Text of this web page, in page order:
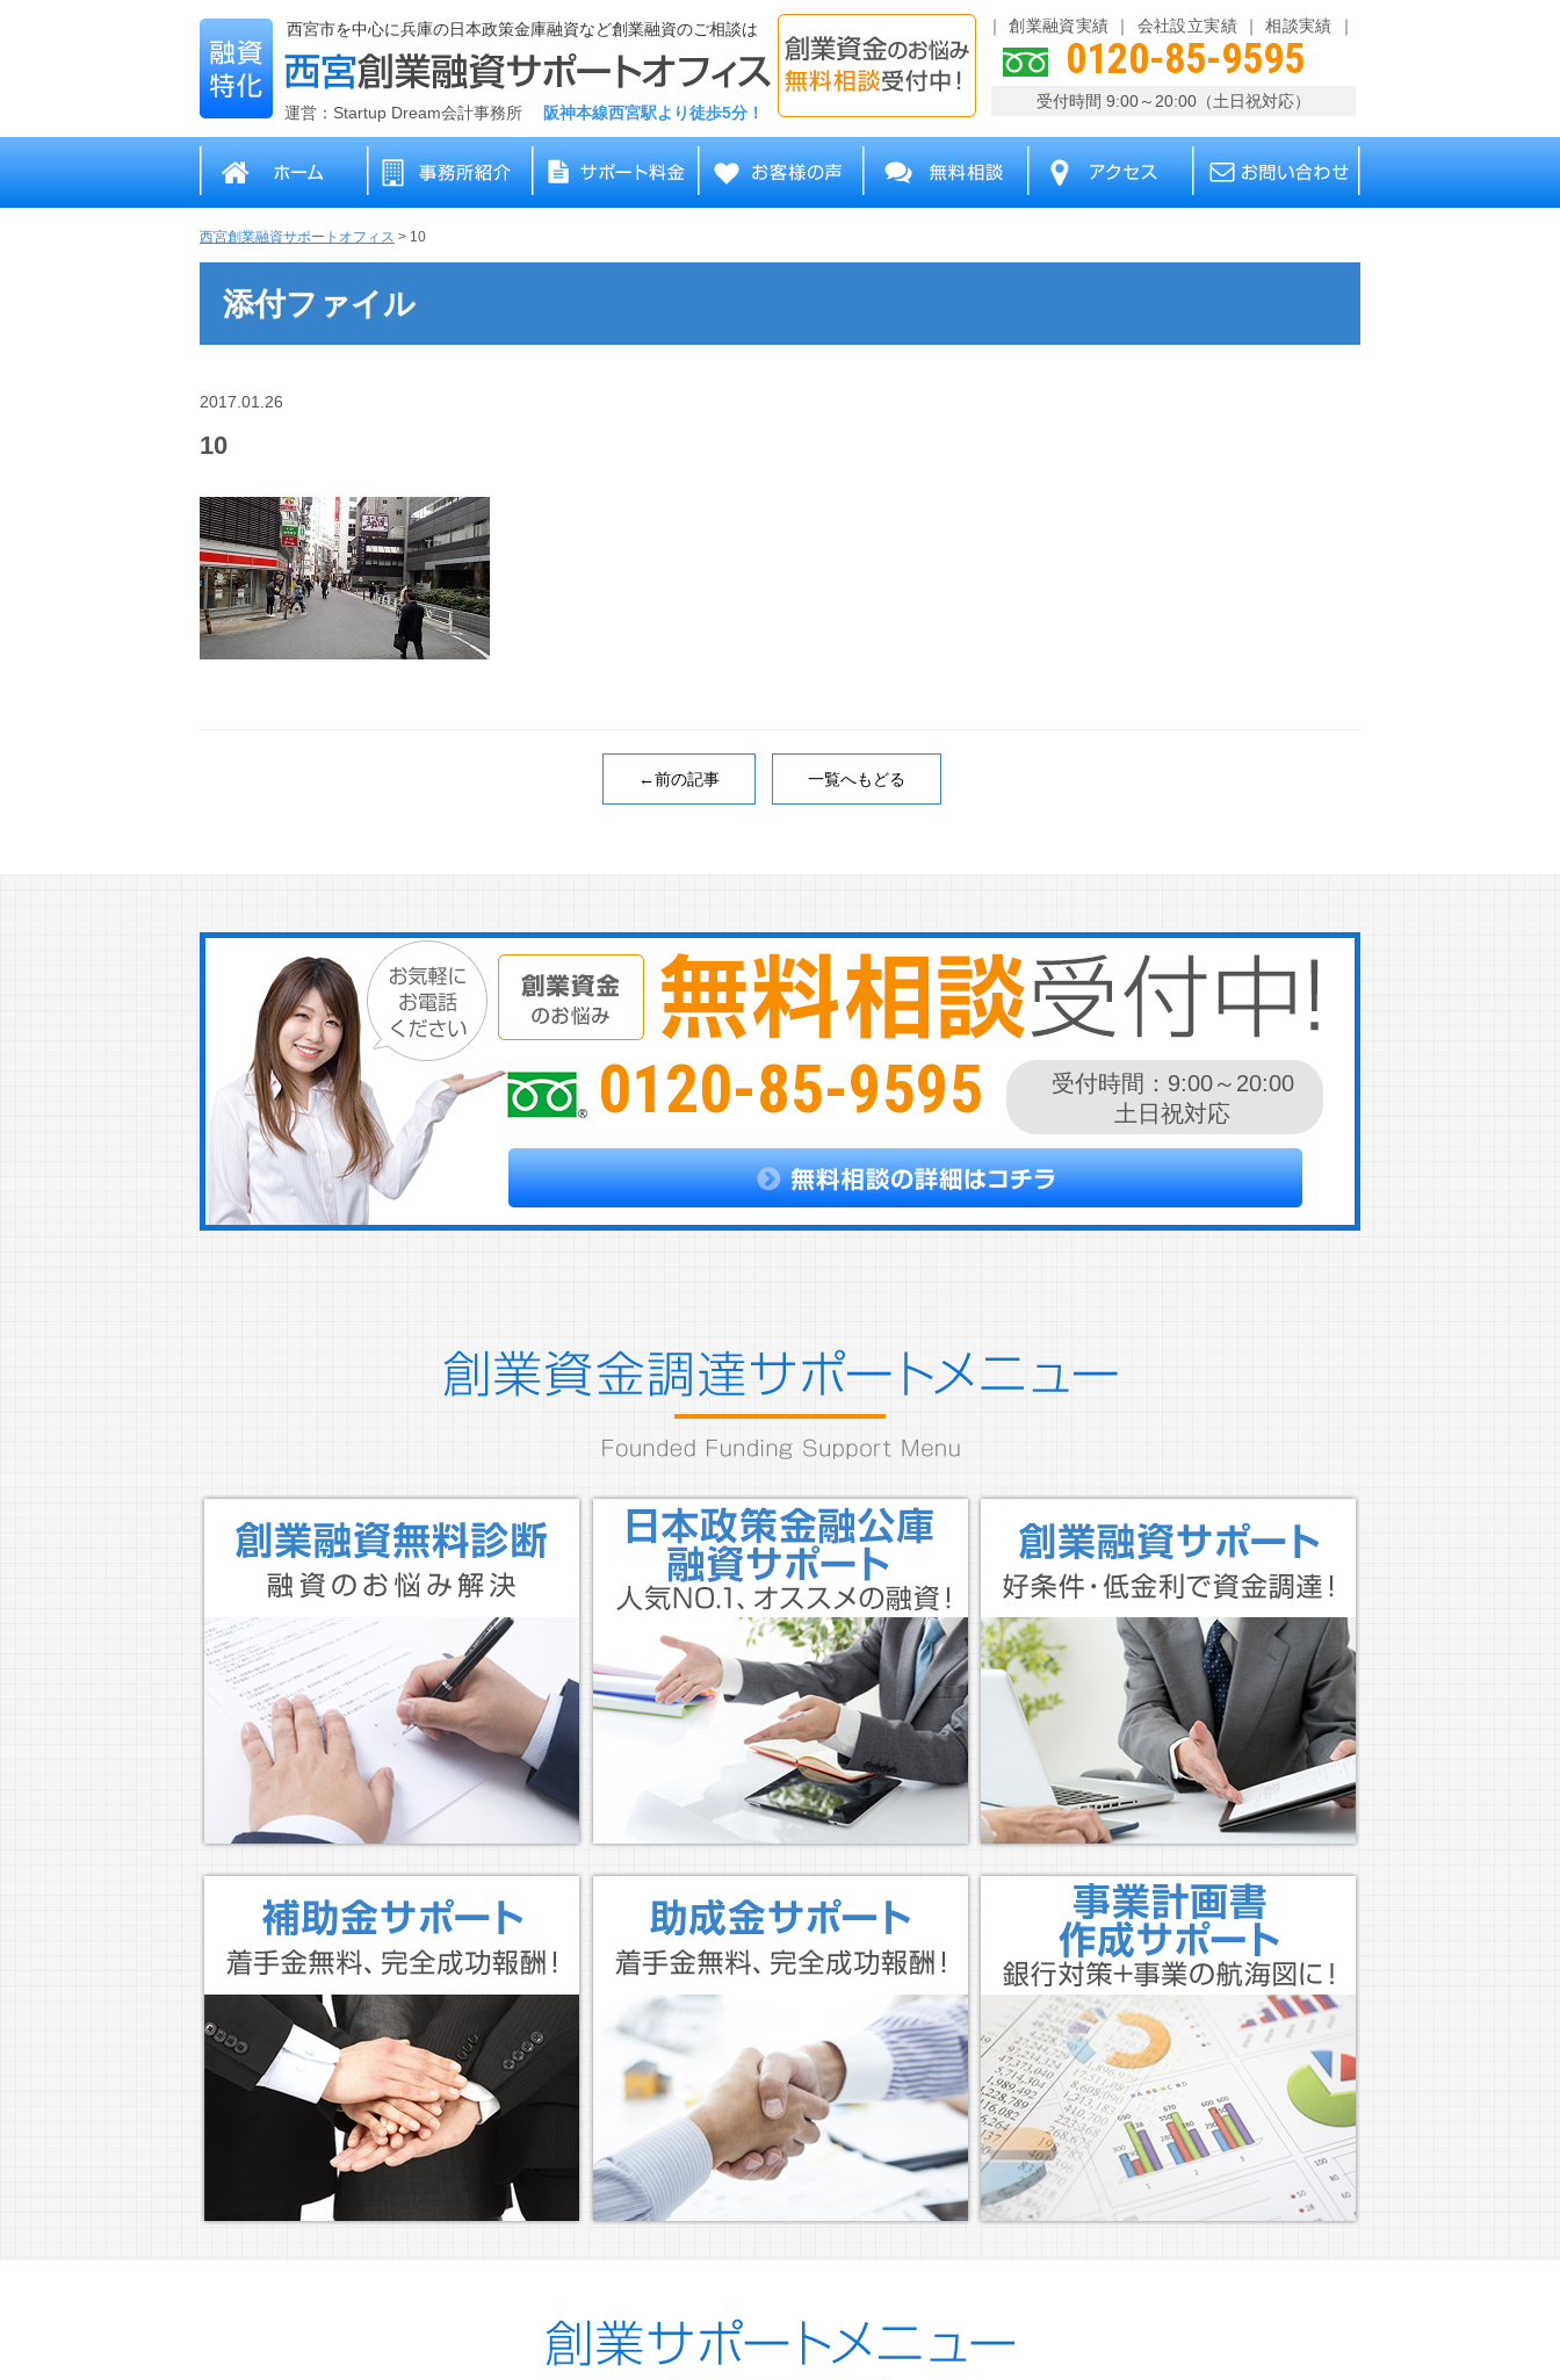
西宮市を中心に兵庫の日本政策金庫融資など創業融資のご相談は
運営：Startup Dream会計事務所 阪神本線西宮駅より徒歩5分！
創業融資実績 会社設立実績 相談実績
0120-85-9595
受付時間 9:00～20:00（土日祝対応）
西宮創業融資サポートオフィス > 10
添付ファイル
2017.01.26
10
←前の記事 一覧へもどる
0120-85-9595
受付時間：9:00～20:00
土日祝対応